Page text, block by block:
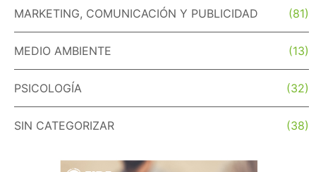
MARKETING, COMUNICACIÓN Y PUBLICIDAD (81)
MEDIO AMBIENTE (13)
PSICOLOGÍA (32)
SIN CATEGORIZAR (38)